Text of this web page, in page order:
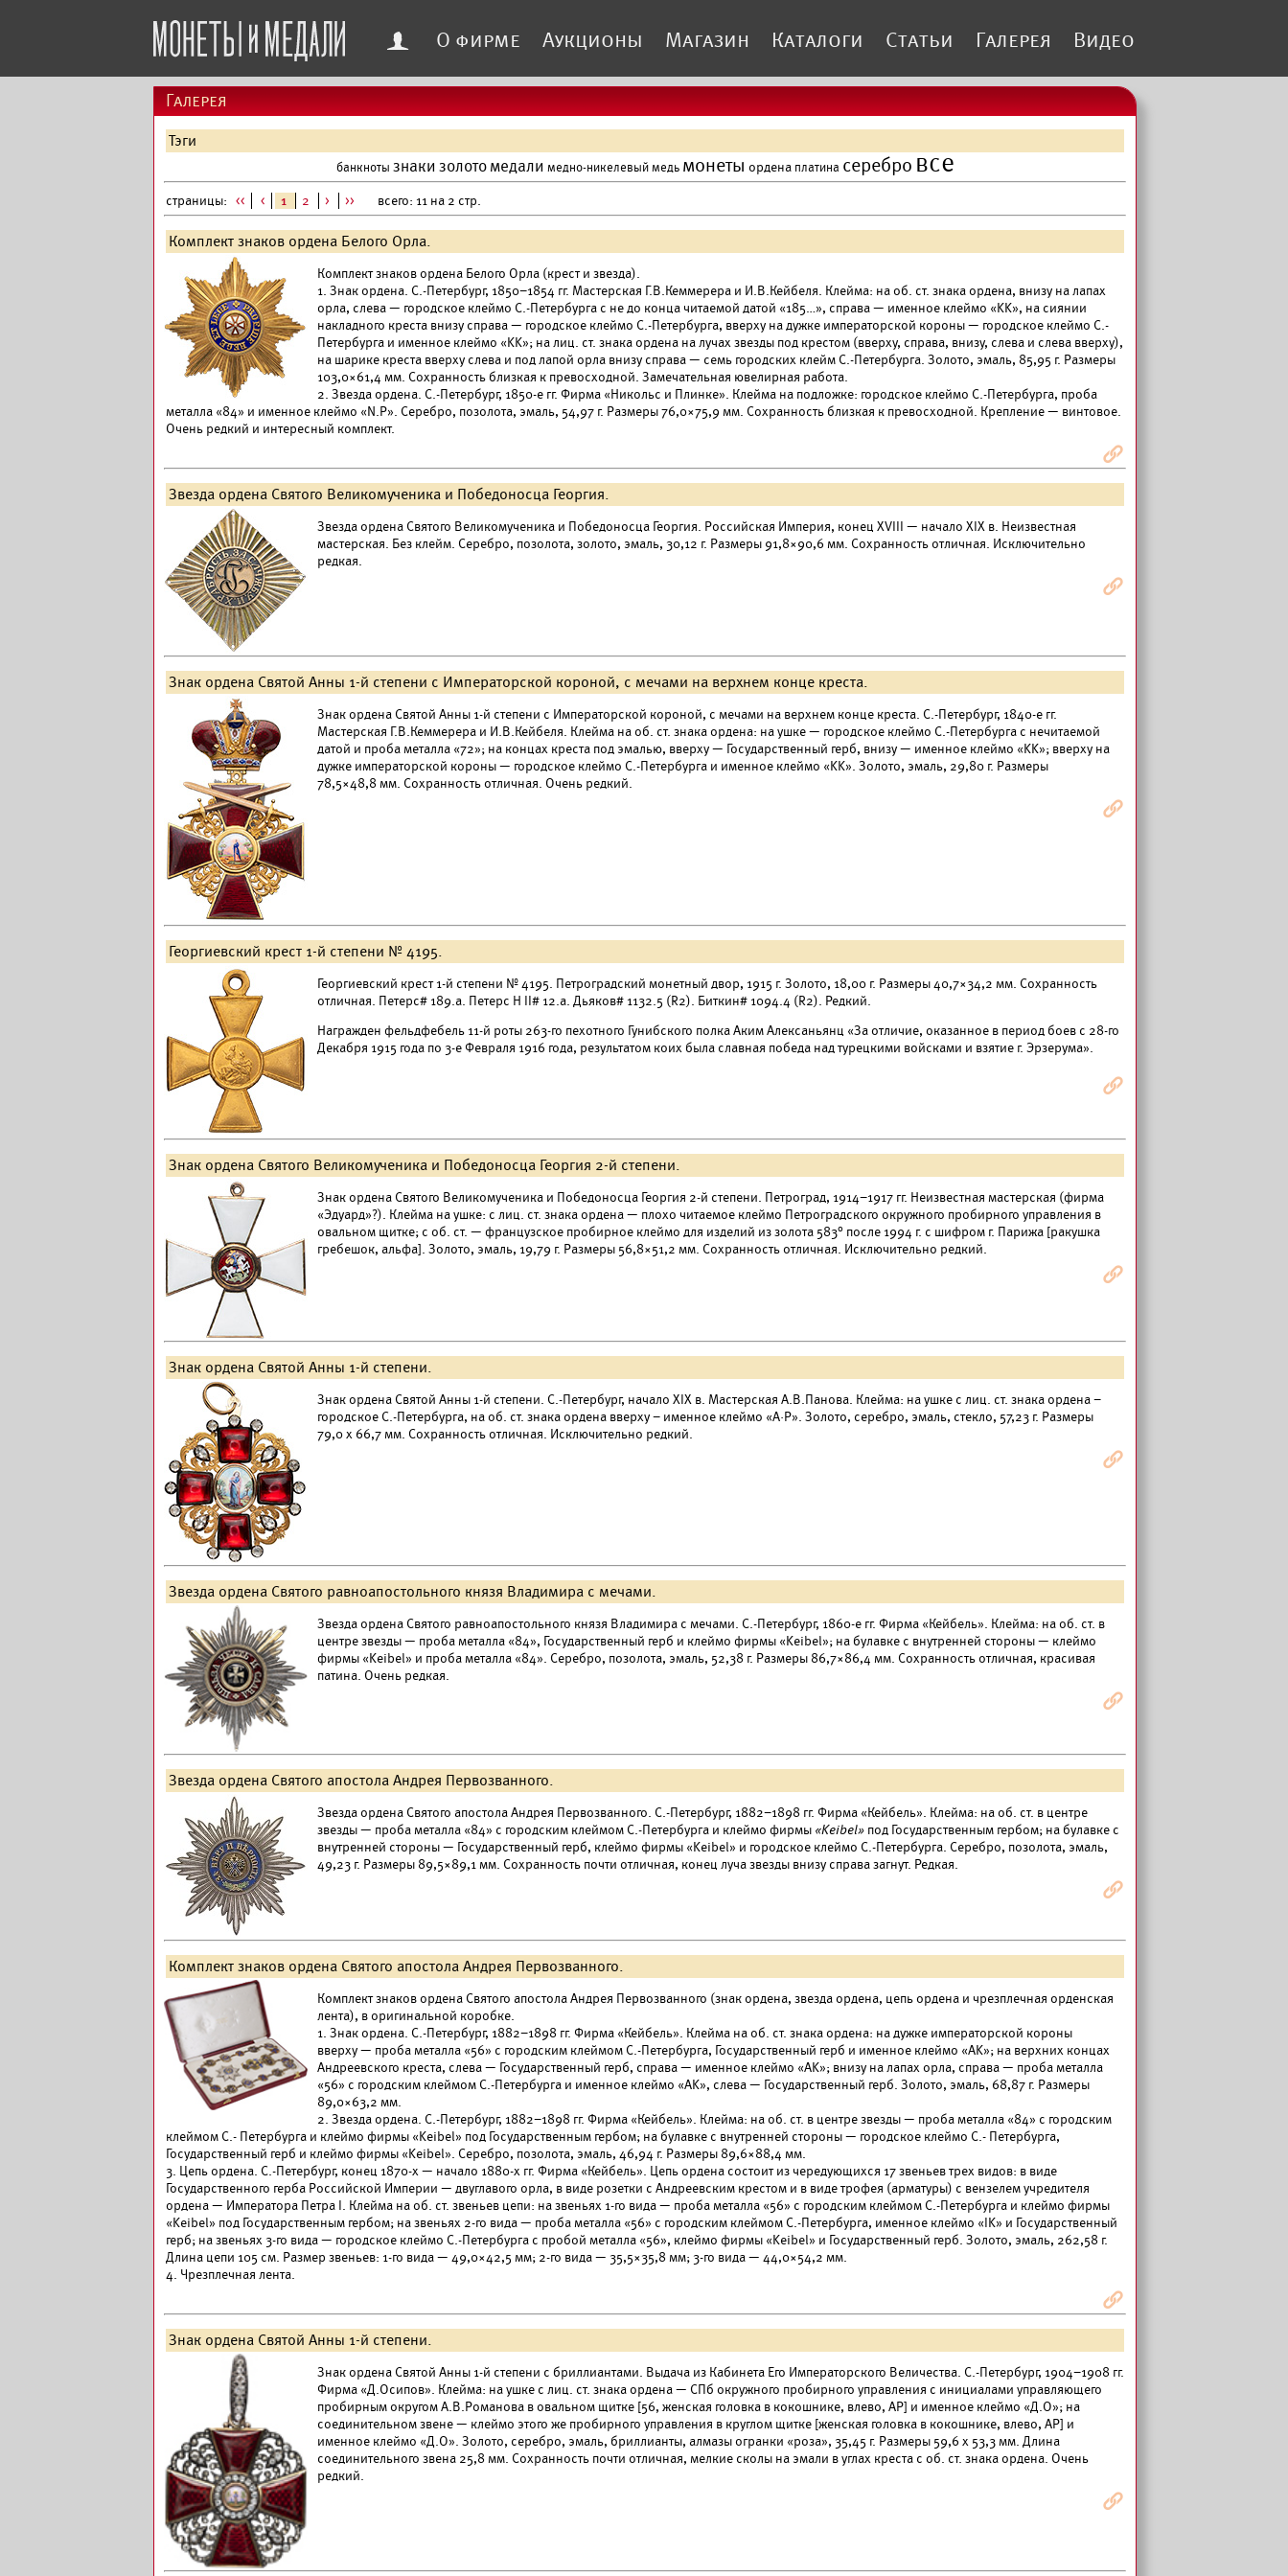
f О фирме Аукционы Магазин Каталоги Статьи Галерея Видео
Галерея
Тэги
банкноты знаки золото медали медно-никелевый медь монеты ордена платина серебровсе
страницы: << < 1 2 > >> всего: 11 на 2 стр.
Комплект знаков ордена Белого Орла.
Комплект знаков ордена Белого Орла (крест и звезда).
1. Знак ордена. С.-Петербург, 1850–1854 гг. Мастерская Г.В.Кеммерера и И.В.Кейбеля. Клейма: на об. ст. знака ордена, внизу на лапах
орла, слева — городское клеймо С.-Петербурга с не до конца читаемой датой «185…», справа — именное клеймо «KK», на сиянии
накладного креста внизу справа — городское клеймо С.-Петербурга, вверху на дужке императорской короны — городское клеймо С.-
Петербурга и именное клеймо «KK»; на лиц. ст. знака ордена на лучах звезды под крестом (вверху, справа, внизу, слева и слева вверху),
на шарике креста вверху слева и под лапой орла внизу справа — семь городских клейм С.-Петербурга. Золото, эмаль, 85,95 г. Размеры
103,0×61,4 мм. Сохранность близкая к превосходной. Замечательная ювелирная работа.
2. Звезда ордена. С.-Петербург, 1850-е гг. Фирма «Никольс и Плинке». Клейма на подложке: городское клеймо С.-Петербурга, проба
металла «84» и именное клеймо «N.P». Серебро, позолота, эмаль, 54,97 г. Размеры 76,0×75,9 мм. Сохранность близкая к превосходной. Крепление — винтовое.
Очень редкий и интересный комплект.
Я
Звезда ордена Святого Великомученика и Победоносца Георгия.
Звезда ордена Святого Великомученика и Победоносца Георгия. Российская Империя, конец XVIII — начало XIX в. Неизвестная
мастерская. Без клейм. Серебро, позолота, золото, эмаль, 30,12 г. Размеры 91,8×90,6 мм. Сохранность отличная. Исключительно
редкая.
Я
Знак ордена Святой Анны 1-й степени с Императорской короной, с мечами на верхнем конце креста.
Знак ордена Святой Анны 1-й степени с Императорской короной, с мечами на верхнем конце креста. С.-Петербург, 1840-е гг.
Мастерская Г.В.Кеммерера и И.В.Кейбеля. Клейма на об. ст. знака ордена: на ушке — городское клеймо С.-Петербурга с нечитаемой
датой и проба металла «72»; на концах креста под эмалью, вверху — Государственный герб, внизу — именное клеймо «KK»; вверху на
дужке императорской короны — городское клеймо С.-Петербурга и именное клеймо «KK». Золото, эмаль, 29,80 г. Размеры
78,5×48,8 мм. Сохранность отличная. Очень редкий.
Я
Георгиевский крест 1-й степени № 4195.
Георгиевский крест 1-й степени № 4195. Петроградский монетный двор, 1915 г. Золото, 18,00 г. Размеры 40,7×34,2 мм. Сохранность
отличная. Петерс# 189.а. Петерс Н II# 12.а. Дьяков# 1132.5 (R2). Биткин# 1094.4 (R2). Редкий.
Награжден фельдфебель 11-й роты 263-го пехотного Гунибского полка Аким Алексаньянц «За отличие, оказанное в период боев с 28-го
Декабря 1915 года по 3-е Февраля 1916 года, результатом коих была славная победа над турецкими войсками и взятие г. Эрзерума».
Я
Знак ордена Святого Великомученика и Победоносца Георгия 2-й степени.
Знак ордена Святого Великомученика и Победоносца Георгия 2-й степени. Петроград, 1914–1917 гг. Неизвестная мастерская (фирма
«Эдуард»?). Клейма на ушке: с лиц. ст. знака ордена — плохо читаемое клеймо Петроградского окружного пробирного управления в
овальном щитке; с об. ст. — французское пробирное клеймо для изделий из золота 583° после 1994 г. с шифром г. Парижа [ракушка
гребешок, альфа]. Золото, эмаль, 19,79 г. Размеры 56,8×51,2 мм. Сохранность отличная. Исключительно редкий.
Я
Знак ордена Святой Анны 1-й степени.
Знак ордена Святой Анны 1-й степени. С.-Петербург, начало XIX в. Мастерская А.В.Панова. Клейма: на ушке с лиц. ст. знака ордена –
городское С.-Петербурга, на об. ст. знака ордена вверху – именное клеймо «A·P». Золото, серебро, эмаль, стекло, 57,23 г. Размеры
79,0 х 66,7 мм. Сохранность отличная. Исключительно редкий.
Я
Звезда ордена Святого равноапостольного князя Владимира с мечами.
Звезда ордена Святого равноапостольного князя Владимира с мечами. С.-Петербург, 1860-е гг. Фирма «Кейбель». Клейма: на об. ст. в
центре звезды — проба металла «84», Государственный герб и клеймо фирмы «Keibel»; на булавке с внутренней стороны — клеймо
фирмы «Keibel» и проба металла «84». Серебро, позолота, эмаль, 52,38 г. Размеры 86,7×86,4 мм. Сохранность отличная, красивая
патина. Очень редкая.
Я
Звезда ордена Святого апостола Андрея Первозванного.
Звезда ордена Святого апостола Андрея Первозванного. С.-Петербург, 1882–1898 гг. Фирма «Кейбель». Клейма: на об. ст. в центре
звезды — проба металла «84» с городским клеймом С.-Петербурга и клеймо фирмы «Keibel» под Государственным гербом; на булавке с
внутренней стороны — Государственный герб, клеймо фирмы «Keibel» и городское клеймо С.-Петербурга. Серебро, позолота, эмаль,
49,23 г. Размеры 89,5×89,1 мм. Сохранность почти отличная, конец луча звезды внизу справа загнут. Редкая.
Я
Комплект знаков ордена Святого апостола Андрея Первозванного.
Комплект знаков ордена Святого апостола Андрея Первозванного (знак ордена, звезда ордена, цепь ордена и чрезплечная орденская
лента), в оригинальной коробке.
1. Знак ордена. С.-Петербург, 1882–1898 гг. Фирма «Кейбель». Клейма на об. ст. знака ордена: на дужке императорской короны
вверху — проба металла «56» с городским клеймом С.-Петербурга, Государственный герб и именное клеймо «AK»; на верхних концах
Андреевского креста, слева — Государственный герб, справа — именное клеймо «AK»; внизу на лапах орла, справа — проба металла
«56» с городским клеймом С.-Петербурга и именное клеймо «AK», слева — Государственный герб. Золото, эмаль, 68,87 г. Размеры
89,0×63,2 мм.
2. Звезда ордена. С.-Петербург, 1882–1898 гг. Фирма «Кейбель». Клейма: на об. ст. в центре звезды — проба металла «84» с городским
клеймом С.- Петербурга и клеймо фирмы «Keibel» под Государственным гербом; на булавке с внутренней стороны — городское клеймо С.- Петербурга,
Государственный герб и клеймо фирмы «Keibel». Серебро, позолота, эмаль, 46,94 г. Размеры 89,6×88,4 мм.
3. Цепь ордена. С.-Петербург, конец 1870-х — начало 1880-х гг. Фирма «Кейбель». Цепь ордена состоит из чередующихся 17 звеньев трех видов: в виде
Государственного герба Российской Империи — двуглавого орла, в виде розетки с Андреевским крестом и в виде трофея (арматуры) с вензелем учредителя
ордена — Императора Петра I. Клейма на об. ст. звеньев цепи: на звеньях 1-го вида — проба металла «56» с городским клеймом С.-Петербурга и клеймо фирмы
«Keibel» под Государственным гербом; на звеньях 2-го вида — проба металла «56» с городским клеймом С.-Петербурга, именное клеймо «IK» и Государственный
герб; на звеньях 3-го вида — городское клеймо С.-Петербурга с пробой металла «56», клеймо фирмы «Keibel» и Государственный герб. Золото, эмаль, 262,58 г.
Длина цепи 105 см. Размер звеньев: 1-го вида — 49,0×42,5 мм; 2-го вида — 35,5×35,8 мм; 3-го вида — 44,0×54,2 мм.
4. Чрезплечная лента.
Я
Знак ордена Святой Анны 1-й степени.
Знак ордена Святой Анны 1-й степени с бриллиантами. Выдача из Кабинета Его Императорского Величества. С.-Петербург, 1904–1908 гг.
Фирма «Д.Осипов». Клейма: на ушке с лиц. ст. знака ордена — СПб окружного пробирного управления с инициалами управляющего
пробирным округом А.В.Романова в овальном щитке [56, женская головка в кокошнике, влево, АР] и именное клеймо «Д.О»; на
соединительном звене — клеймо этого же пробирного управления в круглом щитке [женская головка в кокошнике, влево, АР] и
именное клеймо «Д.О». Золото, серебро, эмаль, бриллианты, алмазы огранки «роза», 35,45 г. Размеры 59,6 x 53,3 мм. Длина
соединительного звена 25,8 мм. Сохранность почти отличная, мелкие сколы на эмали в углах креста с об. ст. знака ордена. Очень
редкий.
Я